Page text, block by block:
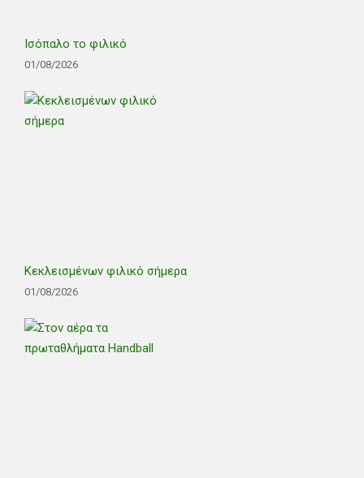
Ισόπαλο το φιλικό
01/08/2026
Κεκλεισμένων φιλικό σήμερα
01/08/2026